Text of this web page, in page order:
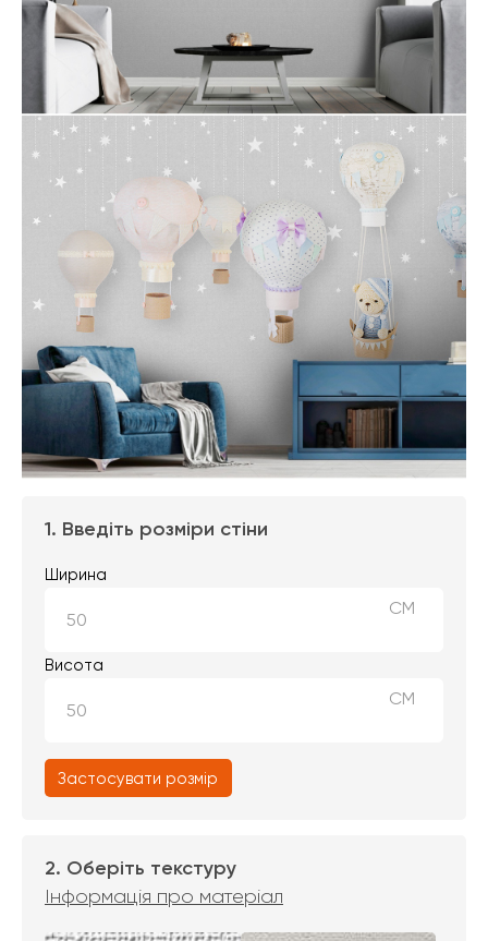
1. Введіть розміри стіни
Ширина
СМ
Висота
СМ
Застосувати розмір
2. Оберіть текстуру
Інформація про матеріал